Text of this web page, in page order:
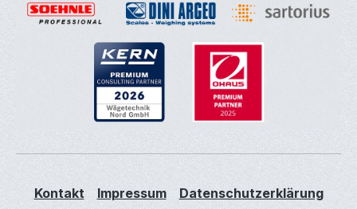
Kontakt Impressum Datenschutzerklärung